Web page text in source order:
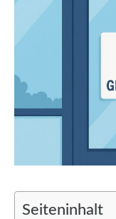
Seiteninhalt